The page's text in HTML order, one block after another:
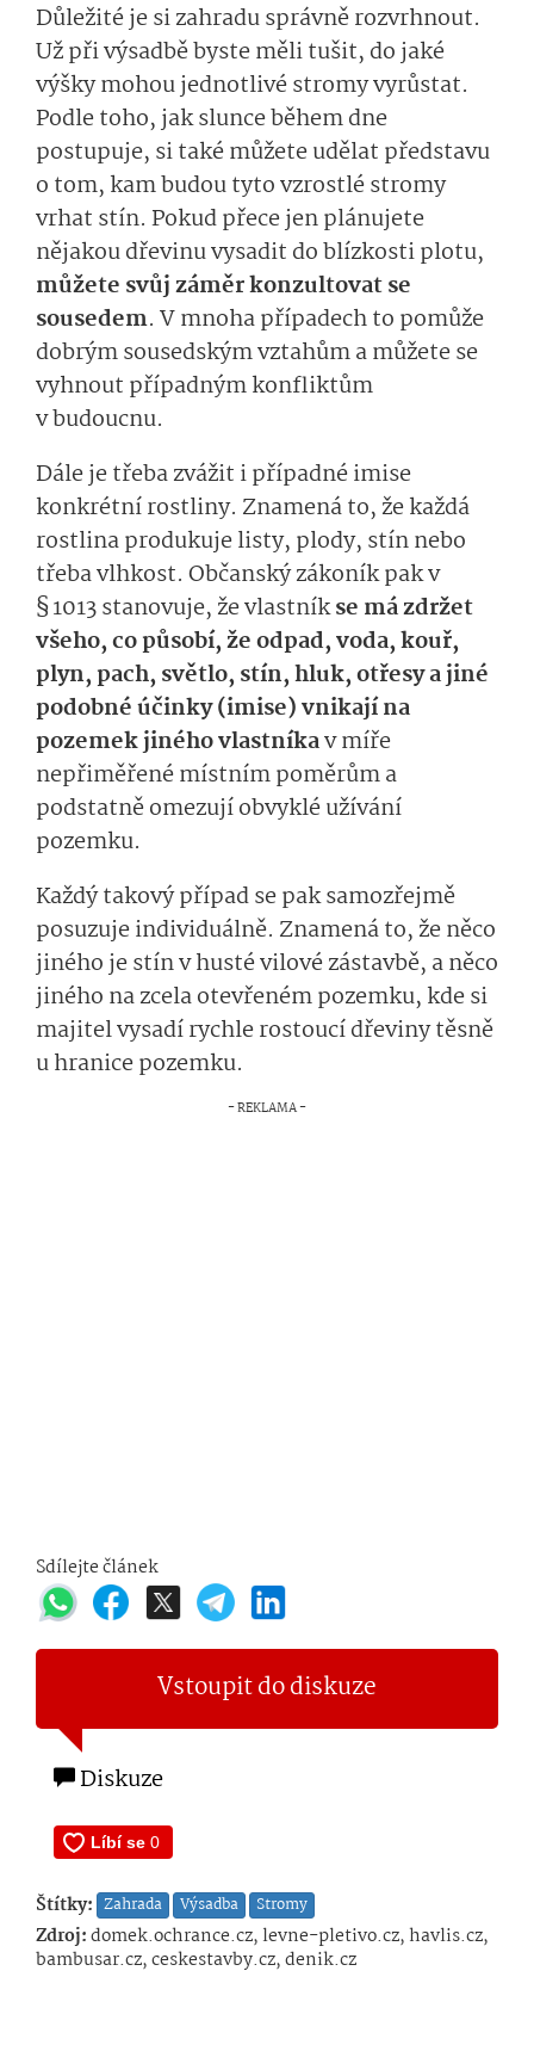
Důležité je si zahradu správně rozvrhnout.
Už při výsadbě byste měli tušit, do jaké
výšky mohou jednotlivé stromy vyrůstat.
Podle toho, jak slunce během dne
postupuje, si také můžete udělat představu
o tom, kam budou tyto vzrostlé stromy
vrhat stín. Pokud přece jen plánujete
nějakou dřevinu vysadit do blízkosti plotu,
můžete svůj záměr konzultovat se
sousedem. V mnoha případech to pomůže
dobrým sousedským vztahům a můžete se
vyhnout případným konfliktům
v budoucnu.
Dále je třeba zvážit i případné imise
konkrétní rostliny. Znamená to, že každá
rostlina produkuje listy, plody, stín nebo
třeba vlhkost. Občanský zákoník pak v
§ 1013 stanovuje, že vlastníkse má zdržet
všeho, co působí, že odpad, voda, kouř,
plyn, pach, světlo, stín, hluk, otřesy a jiné
podobné účinky (imise) vnikají na
pozemek jiného vlastníkav míře
nepřiměřené místním poměrům a
podstatně omezují obvyklé užívání
pozemku.
Každý takový případ se pak samozřejmě
posuzuje individuálně. Znamená to, že něco
jiného je stín v husté vilové zástavbě, a něco
jiného na zcela otevřeném pozemku, kde si
majitel vysadí rychle rostoucí dřeviny těsně
u hranice pozemku.
Sdílejte článek
Vstoupit do diskuze
Diskuze
Štítky: Zahrada Výsadba Stromy
Zdroj:domek.ochrance.cz, levne-pletivo.cz, havlis.cz,
bambusar.cz, ceskestavby.cz, denik.cz